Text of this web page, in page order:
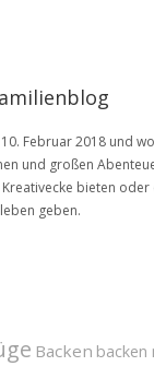
Februar 2018 und
und großen
bieten
geben.
Backen backen